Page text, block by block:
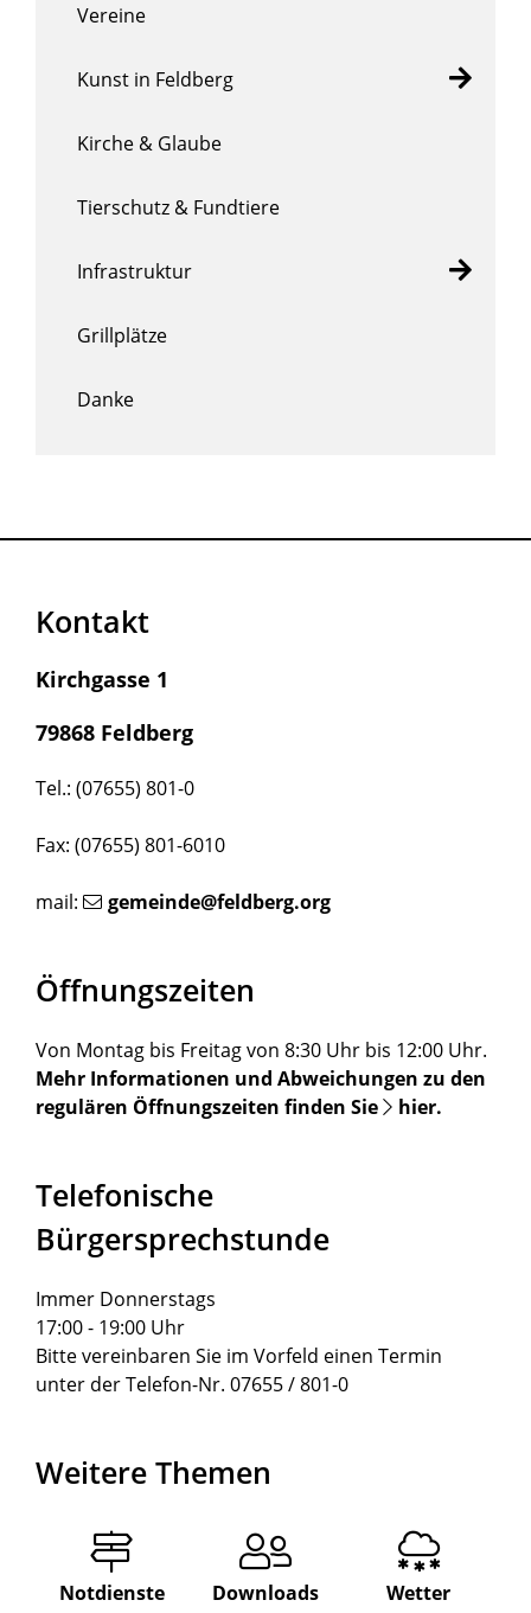
Vereine
Kunst in Feldberg
Kirche & Glaube
Tierschutz & Fundtiere
Infrastruktur
Grillplätze
Danke
Kontakt
Kirchgasse 1
79868 Feldberg
Tel.: (07655) 801-0
Fax: (07655) 801-6010
mail: gemeinde@feldberg.org
Öffnungszeiten
Von Montag bis Freitag von 8:30 Uhr bis 12:00 Uhr.
Mehr Informationen und Abweichungen zu den
regulären Öffnungszeiten finden Sie
hier.
Telefonische
Bürgersprechstunde
Immer Donnerstags
17:00 - 19:00 Uhr
Bitte vereinbaren Sie im Vorfeld einen Termin
unter der Telefon-Nr. 07655 / 801-0
Weitere Themen
Notdienste Downloads Wetter